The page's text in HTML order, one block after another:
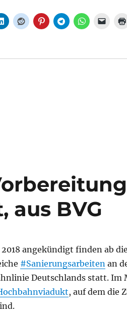
aus BVG
2018 angekündigt finden ab
#Sanierungsarbeitenan
Deutschlands statt. Im
, auf dem die